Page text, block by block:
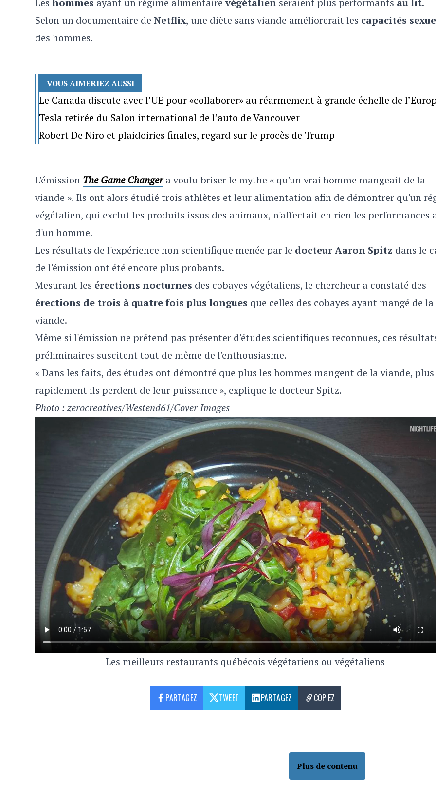
Les hommes ayant un régime alimentairevégétalien seraient plus performants au lit.
Selon un documentaire de Netflix, une diète sans viande améliorerait les capacités
des hommes.
VOUS AIMERIEZ AUSSI
Le Canada discute avec l’UE pour «collaborer» au réarmement à grande échelle de
Tesla retirée du Salon international de l’auto de Vancouver
Robert De Niro et plaidoiries finales, regard sur le procès de Trump
L'émission The Game Changera voulu briser le mythe « qu'un vrai homme mangeait de la
viande ». Ils ont alors étudié trois athlètes et leur alimentation afin de démontrer qu'un
végétalien, qui exclut les produits issus des animaux, n'affectait en rien les performances
d'un homme.
Les résultats de l'expérience non scientifique menée par le docteur Aaron Spitz dans le
de l'émission ont été encore plus probants.
Mesurant les érections nocturnes des cobayes végétaliens, le chercheur a constaté des
érections de trois à quatre fois plus longues que celles des cobayes ayant mangé de la
viande.
Même si l'émission ne prétend pas présenter d'études scientifiques reconnues, ces
préliminaires suscitent tout de même de l'enthousiasme.
« Dans les faits, des études ont démontré que plus les hommes mangent de la viande, plus
rapidement ils perdent de leur puissance », explique le docteur Spitz.
Photo : zerocreatives/Westend61/Cover Images
Les meilleurs restaurants québécois végétariens ou végétaliens
PARTAGEZ TWEET PARTAGEZ COPIEZ
Plus de contenu